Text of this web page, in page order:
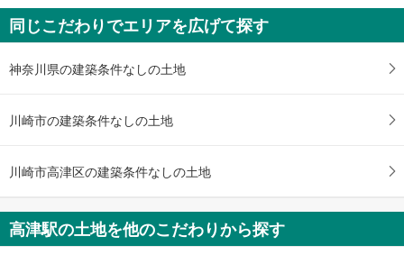
川崎市高津区坂戸3丁目
4,980万円
2LDK
土地面積 70.41m
同じこだわりでエリアを広げて探す
神奈川県の建築条件なしの土地
川崎市の建築条件なしの土地
川崎市高津区の建築条件なしの土地
高津駅の土地を他のこだわりから探す